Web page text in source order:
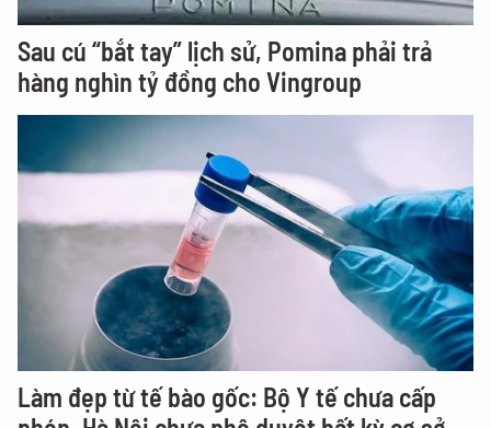
Sau cú “bắt tay” lịch sử, Pomina phải trả
hàng nghìn tỷ đồng cho Vingroup
Làm đẹp từ tế bào gốc: Bộ Y tế chưa cấp